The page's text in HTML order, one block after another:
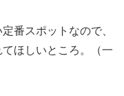
番スポットなので、
ほしいところ。（一